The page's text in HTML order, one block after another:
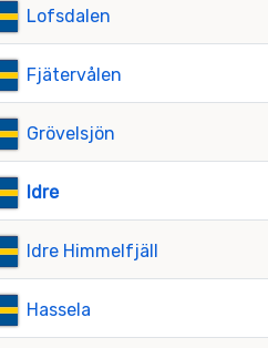
Lofsdalen
Fjätervålen
Grövelsjön
Idre
Idre Himmelfjäll
Hassela